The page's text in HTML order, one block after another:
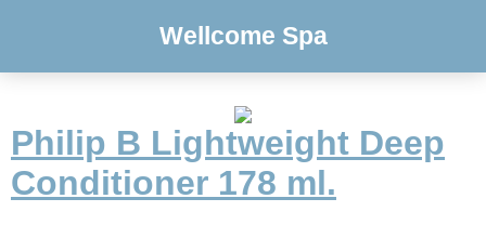
Wellcome Spa
Philip B Lightweight Deep
Conditioner 178 ml.